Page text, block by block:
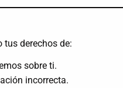
tus derechos de:
sobre ti.
incorrecta.